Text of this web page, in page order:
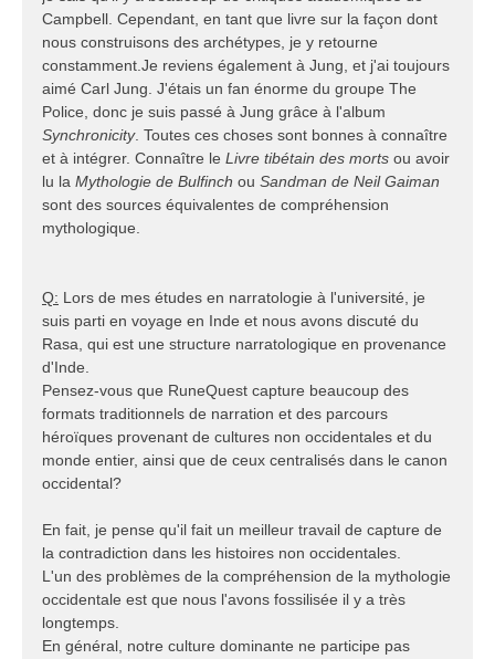
Campbell. Cependant, en tant que livre sur la façon dont
nous construisons des archétypes, je y retourne
constamment.Je reviens également à Jung, et j'ai toujours
aimé Carl Jung. J'étais un fan énorme du groupe The
Police, donc je suis passé à Jung grâce à l'album
Synchronicity. Toutes ces choses sont bonnes à connaître
et à intégrer. Connaître le Livre tibétain des morts ou avoir
lu la Mythologie de Bulfinch ou Sandman de Neil Gaiman
sont des sources équivalentes de compréhension
mythologique.
Q: Lors de mes études en narratologie à l'université, je
suis parti en voyage en Inde et nous avons discuté du
Rasa, qui est une structure narratologique en provenance
d'Inde.
Pensez-vous que RuneQuest capture beaucoup des
formats traditionnels de narration et des parcours
héroïques provenant de cultures non occidentales et du
monde entier, ainsi que de ceux centralisés dans le canon
occidental?
En fait, je pense qu'il fait un meilleur travail de capture de
la contradiction dans les histoires non occidentales.
L'un des problèmes de la compréhension de la mythologie
occidentale est que nous l'avons fossilisée il y a très
longtemps.
En général, notre culture dominante ne participe pas